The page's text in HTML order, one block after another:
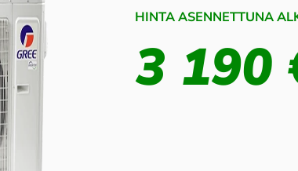
HINTA ASENNETTUNA
3 190